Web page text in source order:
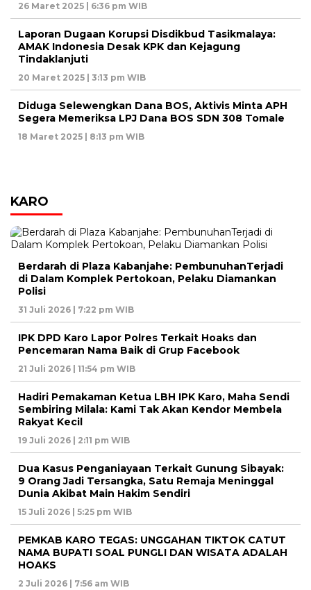
26 Maret 2025 | 6:36 pm WIB
Laporan Dugaan Korupsi Disdikbud Tasikmalaya:
AMAK Indonesia Desak KPK dan Kejagung
Tindaklanjuti
20 Maret 2025 | 3:13 pm WIB
Diduga Selewengkan Dana BOS, Aktivis Minta APH
Segera Memeriksa LPJ Dana BOS SDN 308 Tomale
18 Maret 2025 | 8:13 pm WIB
KARO
Berdarah di Plaza Kabanjahe: PembunuhanTerjadi
di Dalam Komplek Pertokoan, Pelaku Diamankan
Polisi
31 Juli 2026 | 7:22 pm WIB
IPK DPD Karo Lapor Polres Terkait Hoaks dan
Pencemaran Nama Baik di Grup Facebook
21 Juli 2026 | 11:54 pm WIB
Hadiri Pemakaman Ketua LBH IPK Karo, Maha Sendi
Sembiring Milala: Kami Tak Akan Kendor Membela
Rakyat Kecil
19 Juli 2026 | 2:11 pm WIB
Dua Kasus Penganiayaan Terkait Gunung Sibayak:
9 Orang Jadi Tersangka, Satu Remaja Meninggal
Dunia Akibat Main Hakim Sendiri
15 Juli 2026 | 5:25 pm WIB
PEMKAB KARO TEGAS: UNGGAHAN TIKTOK CATUT
NAMA BUPATI SOAL PUNGLI DAN WISATA ADALAH
HOAKS
2 Juli 2026 | 7:56 am WIB